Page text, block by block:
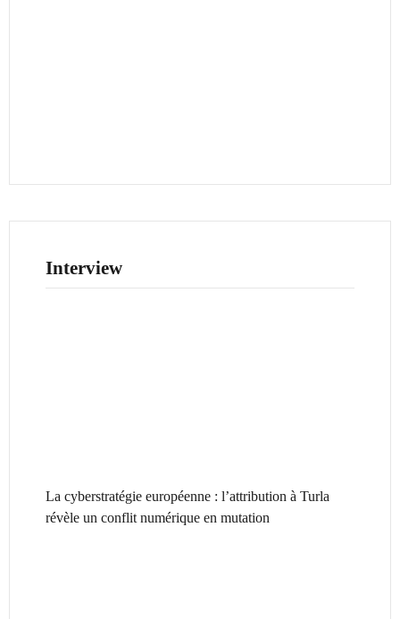
Interview
La cyberstratégie européenne : l’attribution à Turla
révèle un conflit numérique en mutation